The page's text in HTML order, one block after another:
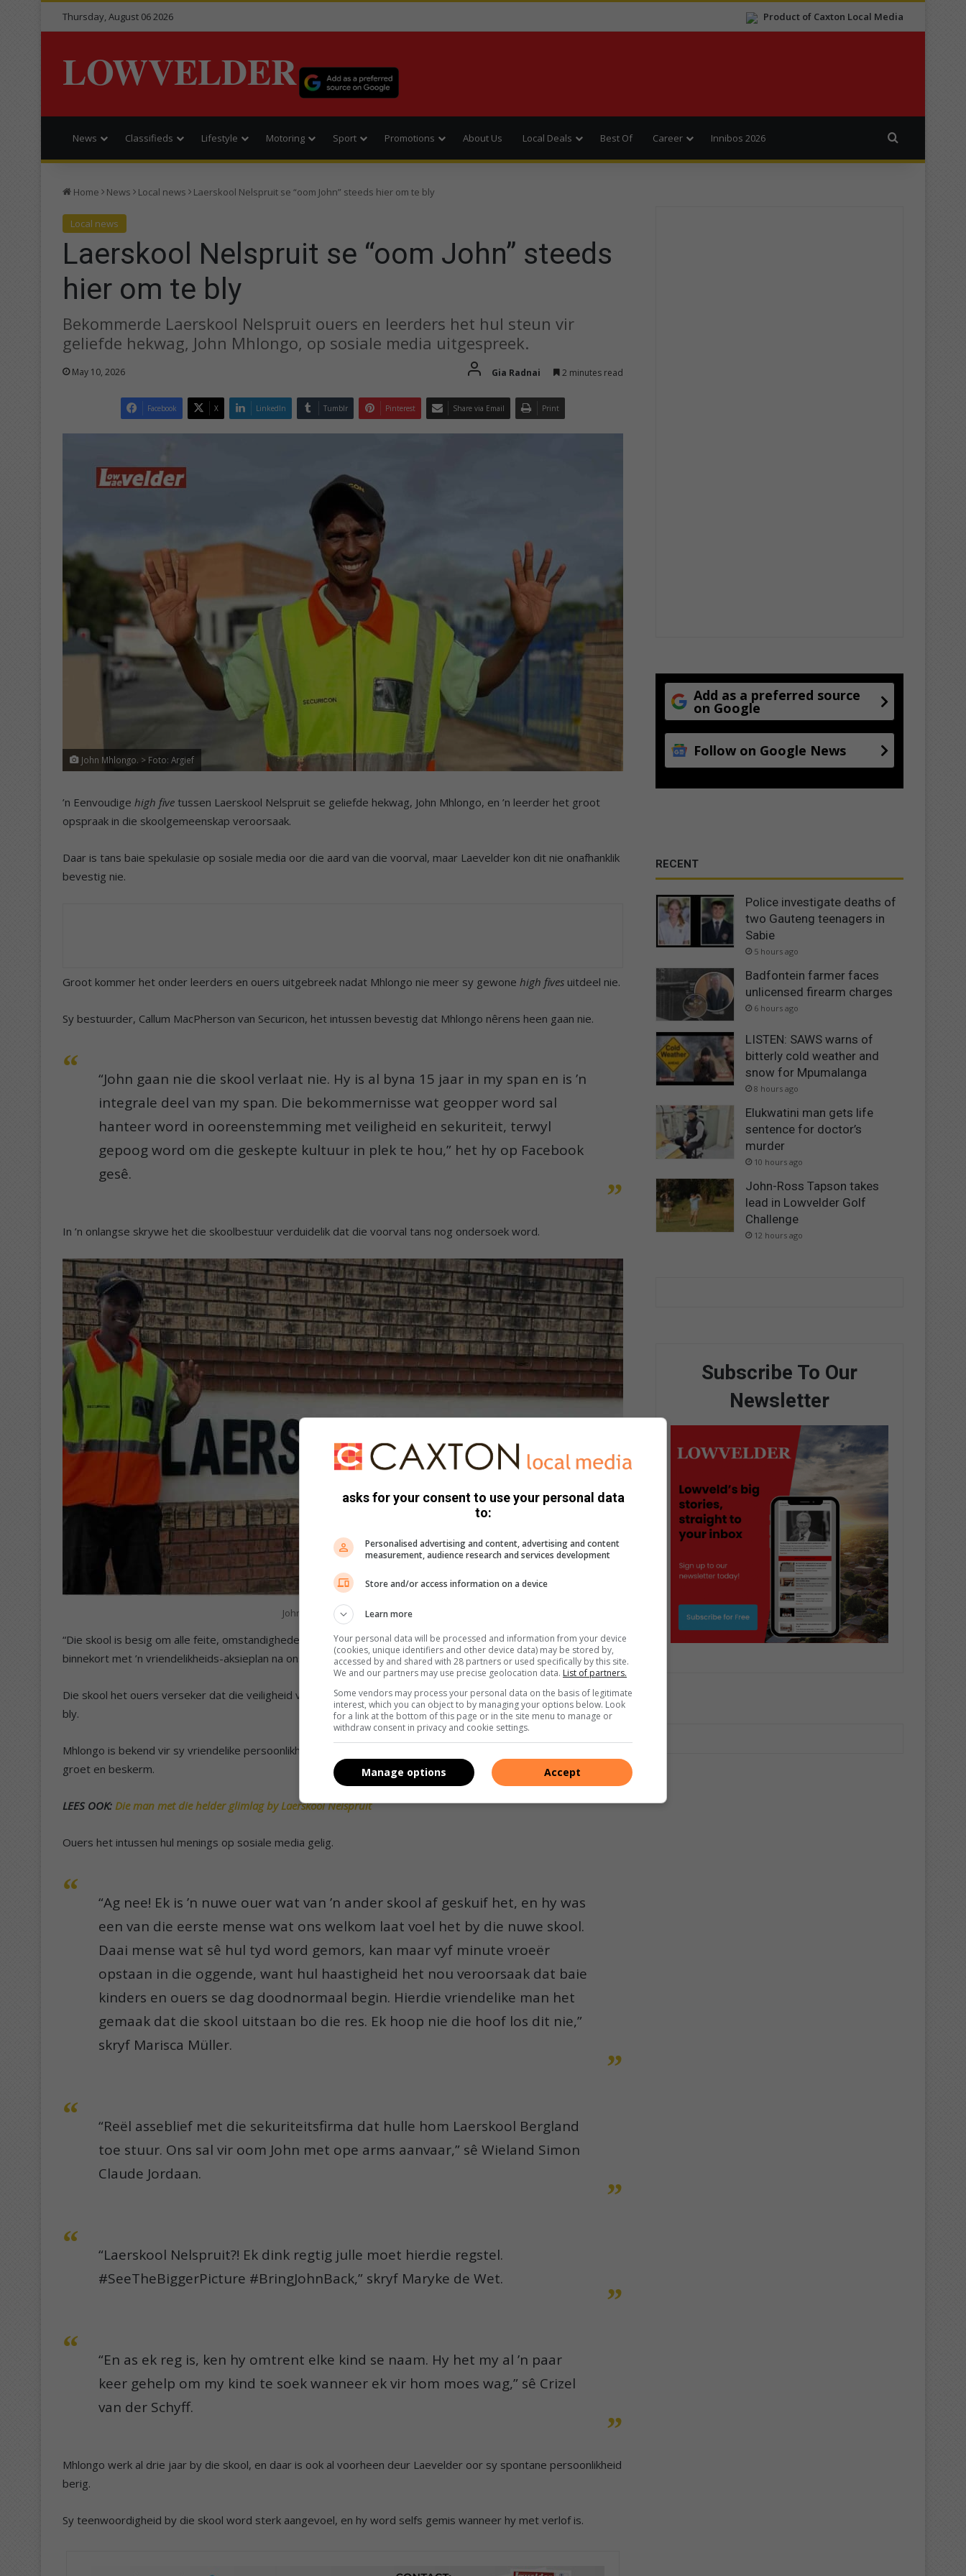
Product of Caxton Local Media
Thursday, August 06 2026
LOWVELDER
News Classifieds Lifestyle Motoring Sport Promotions About Us Local Deals Best Of Career Innibos 2026 Search for
Home News Local news Laerskool Nelspruit se “oom John” steeds hier om te bly
Local news
Laerskool Nelspruit se “oom John” steeds
hier om te bly
Bekommerde Laerskool Nelspruit ouers en leerders het hul steun vir
geliefde hekwag, John Mhlongo, op sosiale media uitgespreek.
May 10, 2026 Gia Radnai 2 minutes read
Facebook X LinkedIn Tumblr Pinterest Share via Email Print
John Mhlongo. > Foto: Argief
’n Eenvoudige high five tussen Laerskool Nelspruit se geliefde hekwag, John Mhlongo, en ’n leerder het groot
opspraak in die skoolgemeenskap veroorsaak.
Daar is tans baie spekulasie op sosiale media oor die aard van die voorval, maar Laevelder kon dit nie onafhanklik
bevestig nie.
Groot kommer het onder leerders en ouers uitgebreek nadat Mhlongo nie meer sy gewone high fives uitdeel nie.
Sy bestuurder, Callum MacPherson van Securicon, het intussen bevestig dat Mhlongo nêrens heen gaan nie.
“John gaan nie die skool verlaat nie. Hy is al byna 15 jaar in my span en is ’n
integrale deel van my span. Die bekommernisse wat geopper word sal
hanteer word in ooreenstemming met veiligheid en sekuriteit, terwyl
gepoog word om die geskepte kultuur in plek te hou,” het hy op Facebook
gesê.
In ’n onlangse skrywe het die skoolbestuur verduidelik dat die voorval tans nog ondersoek word.
John Mhlongo. > Foto: Argief
“Die skool is besig om alle feite, omstandighede en verskillende perspektiewe deeglik te oorweeg en sal
binnekort met ’n vriendelikheids-aksieplan na ons skoolgemeenskap en die breër publiek terugkeer.”
Die skool het ouers verseker dat die veiligheid van leerders, ouers en personeel te alle tye die hoogste prioriteit
bly.
Mhlongo is bekend vir sy vriendelike persoonlikheid en die wyse waarop hy ouers, personeel en leerders daagliks
groet en beskerm.
LEES OOK: Die man met die helder glimlag by Laerskool Nelspruit
Ouers het intussen hul menings op sosiale media gelig.
“Ag nee! Ek is ’n nuwe ouer wat van ’n ander skool af geskuif het, en hy was
een van die eerste mense wat ons welkom laat voel het by die nuwe skool.
Daai mense wat sê hul tyd word gemors, kan maar vyf minute vroeër
opstaan in die oggende, want hul haastigheid het nou veroorsaak dat baie
kinders en ouers se dag doodnormaal begin. Hierdie vriendelike man het
gemaak dat die skool uitstaan bo die res. Ek hoop nie die hoof los dit nie,”
skryf Marisca Müller.
“Reël asseblief met die sekuriteitsfirma dat hulle hom Laerskool Bergland
toe stuur. Ons sal vir oom John met ope arms aanvaar,” sê Wieland Simon
Claude Jordaan.
“Laerskool Nelspruit?! Ek dink regtig julle moet hierdie regstel.
#SeeTheBiggerPicture #BringJohnBack,” skryf Maryke de Wet.
“En as ek reg is, ken hy omtrent elke kind se naam. Hy het my al ’n paar
keer gehelp om my kind te soek wanneer ek vir hom moes wag,” sê Crizel
van der Schyff.
Mhlongo werk al drie jaar by die skool, en daar is ook al voorheen deur Laevelder oor sy spontane persoonlikheid
berig.
Sy teenwoordigheid by die skool word sterk aangevoel, en hy word selfs gemis wanneer hy met verlof is.
Add as a preferred source
on Google
Follow on Google News
RECENT
Police investigate deaths of
two Gauteng teenagers in
Sabie
5 hours ago
Badfontein farmer faces
unlicensed firearm charges
6 hours ago
LISTEN: SAWS warns of
bitterly cold weather and
snow for Mpumalanga
8 hours ago
Elukwatini man gets life
sentence for doctor’s
murder
10 hours ago
John-Ross Tapson takes
lead in Lowvelder Golf
Challenge
12 hours ago
Subscribe To Our
Newsletter
asks for your consent to use your personal data
to:
Personalised advertising and content, advertising and content
measurement, audience research and services development
Store and/or access information on a device
Learn more
Your personal data will be processed and information from your device
(cookies, unique identifiers and other device data) may be stored by,
accessed by and shared with 28 partners or used specifically by this site.
We and our partners may use precise geolocation data. List of partners.
Some vendors may process your personal data on the basis of legitimate
interest, which you can object to by managing your options below. Look
for a link at the bottom of this page or in the site menu to manage or
withdraw consent in privacy and cookie settings.
Accept
Manage options